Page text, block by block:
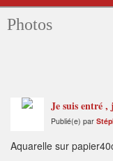
Photos
Je suis entré
Publié(e) par
Aquarelle sur